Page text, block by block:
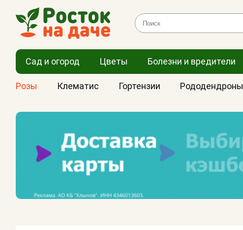
Сад и огород Цветы Болезни и вредители
Розы Клематис Гортензии Рододендроны